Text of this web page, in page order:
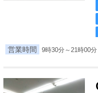
営業時間 9時30分～21時00